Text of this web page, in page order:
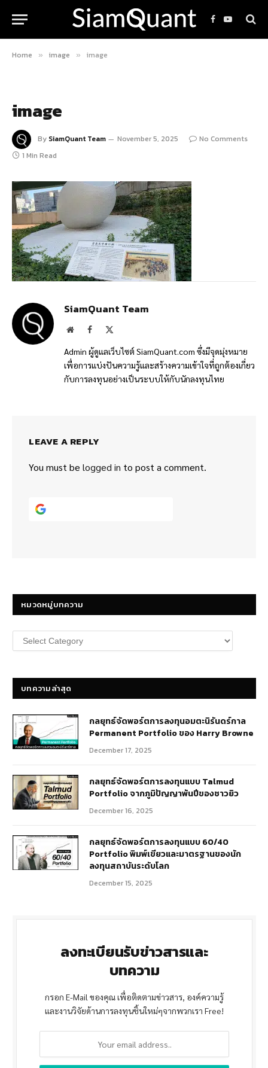
Facebook
YouTube
Home » image » image
image
By SiamQuant Team November 5, 2025
No Comments
1 Min Read
SiamQuant Team
WebsiteFacebook
Admin ผู้ดูแลเว็บไซต์ SiamQuant.com ซึ่งมีจุดมุ่งหมาย
เพื่อการแบ่งปันความรู้และสร้างความเข้าใจที่ถูกต้องเกี่ยว
กับการลงทุนอย่างเป็นระบบให้กับนักลงทุนไทย
LEAVE A REPLY
You must be logged in to post a comment.
หมวดหมู่บทความ
หมวด
หมู่
บทความล่าสุด
กลยุทธ์​จัดพอร์ตการลงทุนอมตะนิรันดร์กาล
Permanent Portfolio ของ Harry Browne
December 17, 2025
กลยุทธ์จัดพอร์ตการลงทุนแบบ Talmud
Portfolio จากภูมิปัญญาพันปีของชาวยิว
December 16, 2025
กลยุทธ์จัดพอร์ตการลงทุนแบบ 60/40
Portfolio พิมพ์เขียวและมาตรฐานของนัก
ลงทุนสถาบันระดับโลก
December 15, 2025
ลงทะเบียนรับข่าวสารและ
บทความ
กรอก E-Mail ของคุณ เพื่อติดตามข่าวสาร, องค์ความรู้
และงานวิจัยด้านการลงทุนชิ้นใหม่ๆจากพวกเรา Free!